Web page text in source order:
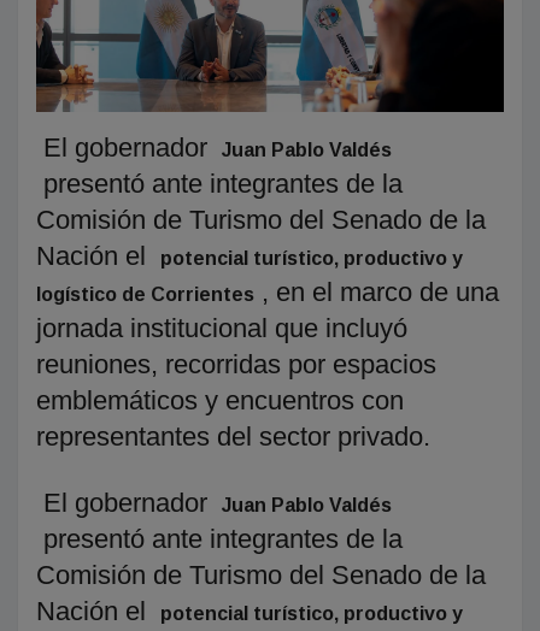
El gobernador Juan Pablo Valdés
presentó ante integrantes de la
Comisión de Turismo del Senado de la
Nación el
potencial turístico, productivo y
logístico de Corrientes , en el marco de una
jornada institucional que incluyó
reuniones, recorridas por espacios
emblemáticos y encuentros con
representantes del sector privado.
El gobernador Juan Pablo Valdés
presentó ante integrantes de la
Comisión de Turismo del Senado de la
Nación el
potencial turístico, productivo y